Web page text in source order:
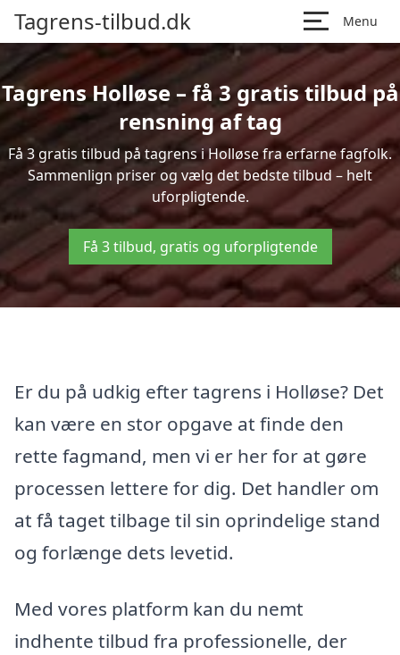
Tagrens-tilbud.dk Menu
Tagrens Holløse – få 3 gratis tilbud på
rensning af tag
Få 3 gratis tilbud på tagrens i Holløse fra erfarne fagfolk.
Sammenlign priser og vælg det bedste tilbud – helt
uforpligtende.
Få 3 tilbud, gratis og uforpligtende
Er du på udkig efter tagrens i Holløse? Det
kan være en stor opgave at finde den
rette fagmand, men vi er her for at gøre
processen lettere for dig. Det handler om
at få taget tilbage til sin oprindelige stand
og forlænge dets levetid.
Med vores platform kan du nemt
indhente tilbud fra professionelle, der